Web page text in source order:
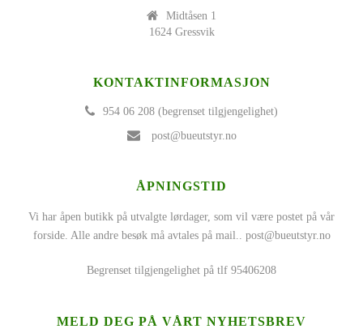
Midtåsen 1
1624 Gressvik
KONTAKTINFORMASJON
954 06 208 (begrenset tilgjengelighet)
post@bueutstyr.no
ÅPNINGSTID
Vi har åpen butikk på utvalgte lørdager, som vil være postet på vår
forside. Alle andre besøk må avtales på mail.. post@bueutstyr.no
Begrenset tilgjengelighet på tlf 95406208
MELD DEG PÅ VÅRT NYHETSBREV